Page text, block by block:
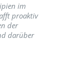
im
proaktiv
der
darüber